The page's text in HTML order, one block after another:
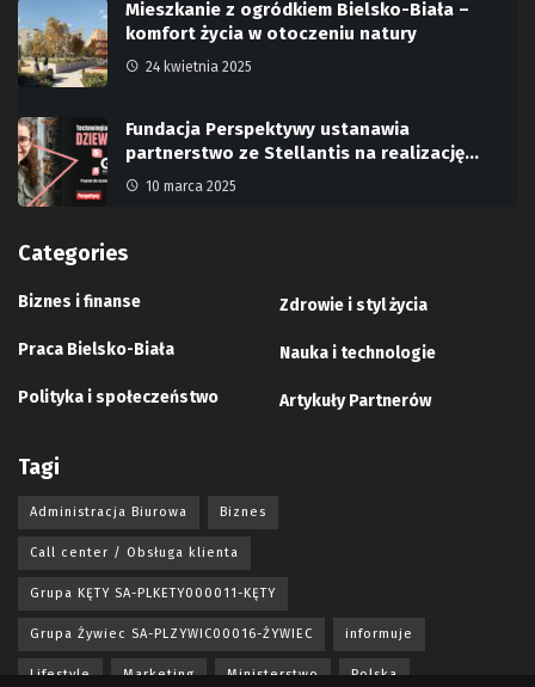
Mieszkanie z ogródkiem Bielsko-Biała –
komfort życia w otoczeniu natury
24 kwietnia 2025
Fundacja Perspektywy ustanawia
partnerstwo ze Stellantis na realizację…
10 marca 2025
Categories
Biznes i finanse
Praca Bielsko-Biała
Polityka i społeczeństwo
Zdrowie i styl życia
Nauka i technologie
Artykuły Partnerów
Tagi
Administracja Biurowa Biznes
Call center / Obsługa klienta
Grupa KĘTY SA-PLKETY000011-KĘTY
Grupa Żywiec SA-PLZYWIC00016-ŻYWIEC informuje
Lifestyle Marketing Ministerstwo Polska